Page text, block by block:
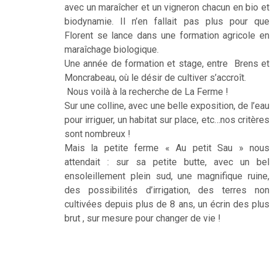
avec un maraîcher et un vigneron chacun en bio et
biodynamie. Il n’en fallait pas plus pour que
Florent se lance dans une formation agricole en
maraîchage biologique.
Une année de formation et stage, entre Brens et
Moncrabeau, où le désir de cultiver s’accroît.
Nous voilà à la recherche de La Ferme !
Sur une colline, avec une belle exposition, de l’eau
pour irriguer, un habitat sur place, etc…nos critères
sont nombreux !
Mais la petite ferme « Au petit Sau » nous
attendait : sur sa petite butte, avec un bel
ensoleillement plein sud, une magnifique ruine,
des possibilités d’irrigation, des terres non
cultivées depuis plus de 8 ans, un écrin des plus
brut , sur mesure pour changer de vie !